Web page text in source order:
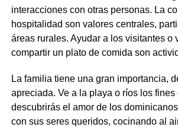
interacciones con otras personas. La
hospitalidad son valores centrales,
áreas rurales. Ayudar a los visitantes o
compartir un plato de comida son
La familia tiene una gran importancia,
apreciada. Ve a la playa o ríos los fines
descubrirás el amor de los
con sus seres queridos, cocinando al